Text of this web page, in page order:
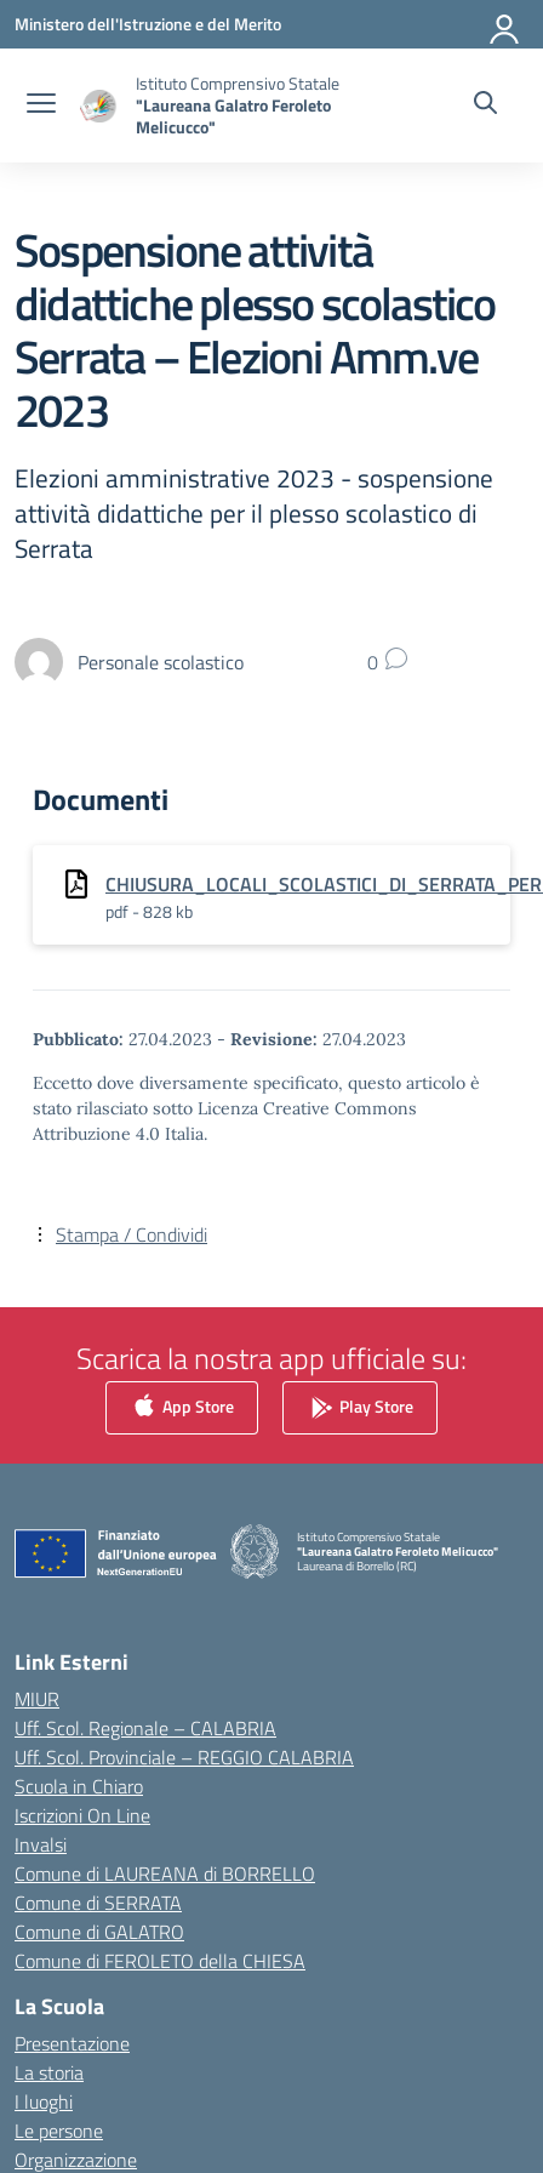
Vai ai contenuti
Vai al menu di navigazione
Vai al footer
Ministero dell'Istruzione e del Merito
Istituto Comprensivo Statale
"Laureana Galatro Feroleto
Melicucco"
Sospensione attività
didattiche plesso scolastico
Serrata – Elezioni Amm.ve
2023
Elezioni amministrative 2023 - sospensione
attività didattiche per il plesso scolastico di
Serrata
Personale scolastico 0
Documenti
pdf - 828 kb
Pubblicato: 27.04.2023 - Revisione: 27.04.2023
Eccetto dove diversamente specificato, questo articolo è
stato rilasciato sotto Licenza Creative Commons
Attribuzione 4.0 Italia.
Stampa / Condividi
Scarica la nostra app ufficiale su:
App Store Play Store
Istituto Comprensivo Statale
"Laureana Galatro Feroleto Melicucco"
Laureana di Borrello (RC)
Link Esterni
MIUR
Uff. Scol. Regionale – CALABRIA
Uff. Scol. Provinciale – REGGIO CALABRIA
Scuola in Chiaro
Iscrizioni On Line
Invalsi
Comune di LAUREANA di BORRELLO
Comune di SERRATA
Comune di GALATRO
Comune di FEROLETO della CHIESA
La Scuola
Presentazione
La storia
I luoghi
Le persone
Organizzazione